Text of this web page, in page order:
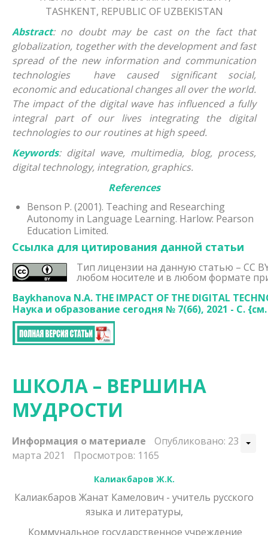
TASHKENT, REPUBLIC OF UZBEKISTAN
Abstract: no doubt may be cast on the fact that
globalization, together with the development and fast
spread of the new information and communication
technologies have caused significant social,
economic and educational changes all over the world.
The impact of the digital wave has influenced a fully
integral part of our lives integrating the digital
technologies to our routines at high speed.
Keywords: digital wave, multimedia, blog, process,
digital technology, integration, graphics.
References
Benson P. (2001). Teaching and Researching
Autonomy in Language Learning. Harlow: Pearson
Education Limited.
Ссылка для цитирования данной статьи
Тип лицензии на данную статью – CC
любом носителе и в любом формате
Baykhanova N.A. THE IMPACT OF THE DIGITAL
Наука и образование сегодня № 7(66), 2021 - С. {
ШКОЛА – ВЕРШИНА
МУДРОСТИ
Информация о материале
Опубликовано: 23
марта 2021
Просмотров: 1165
Калиакбаров Ж.К.
Калиакбаров Жанат Камелович - учитель русского
языка и литературы,
Коммунальное государственное учреждение